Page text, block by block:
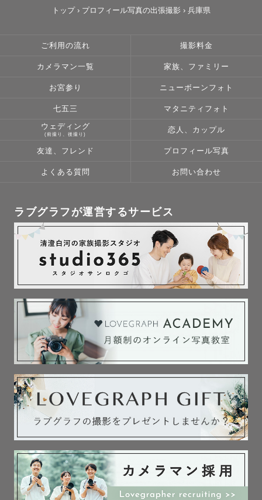
トップ› プロフィール写真の出張撮影 › 兵庫県
ご利用の流れ 撮影料金
カメラマン一覧 家族、ファミリー
お宮参り ニューボーンフォト
七五三 マタニティフォト
ウェディング
(前撮り、後撮り)
恋人、カップル
友達、フレンド プロフィール写真
よくある質問 お問い合わせ
ラブグラフが運営するサービス